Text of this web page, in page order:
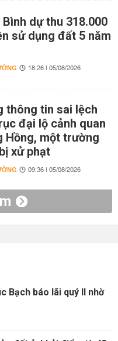
Bình dự thu 318.000
sử dụng đất 5 năm
18:26 | 05/08/2026
thông tin sai lệch
đại lộ cảnh quan
Hồng, một trường
xử phạt
09:36 | 05/08/2026
Bạch báo lãi quý II nhờ